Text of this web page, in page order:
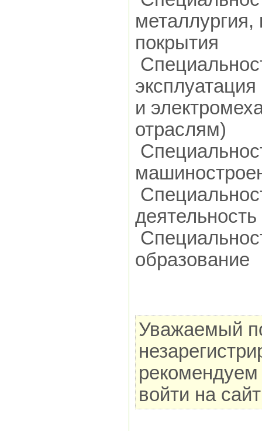
покрытия
и
отраслям)
деятельность
образование
Уважаемый
рекомендуем
войти на